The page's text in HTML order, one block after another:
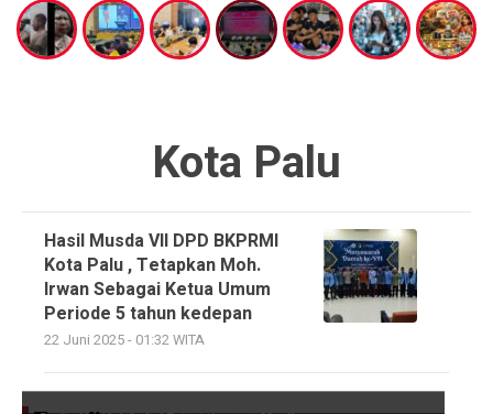
Kota Palu
Hasil Musda VII DPD BKPRMI
Kota Palu , Tetapkan Moh.
Irwan Sebagai Ketua Umum
Periode 5 tahun kedepan
22 Juni 2025 - 01:32 WITA